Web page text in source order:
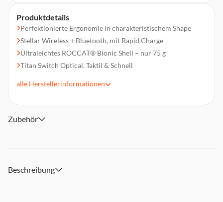
Produktdetails
Perfektionierte Ergonomie in charakteristischem Shape
Stellar Wireless + Bluetooth, mit Rapid Charge
Ultraleichtes ROCCAT® Bionic Shell – nur 75 g
Titan Switch Optical. Taktil & Schnell
alle Herstellerinformationen
Zubehör
Beschreibung